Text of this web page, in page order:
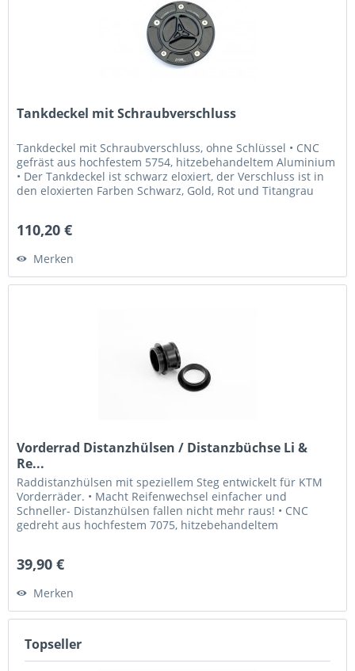
Tankdeckel mit Schraubverschluss
Tankdeckel mit Schraubverschluss, ohne Schlüssel • CNC
gefräst aus hochfestem 5754, hitzebehandeltem Aluminium
• Der Tankdeckel ist schwarz eloxiert, der Verschluss ist in
den eloxierten Farben Schwarz, Gold, Rot und Titangrau
110,20 €
Merken
Vorderrad Distanzhülsen / Distanzbüchse Li &
Re...
Raddistanzhülsen mit speziellem Steg entwickelt für KTM
Vorderräder. • Macht Reifenwechsel einfacher und
Schneller- Distanzhülsen fallen nicht mehr raus! • CNC
gedreht aus hochfestem 7075, hitzebehandeltem
39,90 €
Merken
Topseller